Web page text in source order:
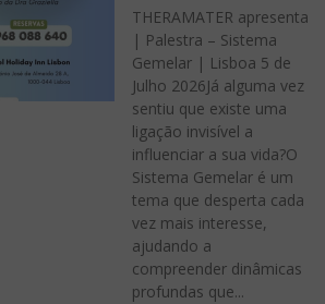
THERAMATER apresenta
| Palestra – Sistema
Gemelar | Lisboa 5 de
Julho 2026Já alguma vez
sentiu que existe uma
ligação invisível a
influenciar a sua vida?O
Sistema Gemelar é um
tema que desperta cada
vez mais interesse,
ajudando a
compreender dinâmicas
profundas que...